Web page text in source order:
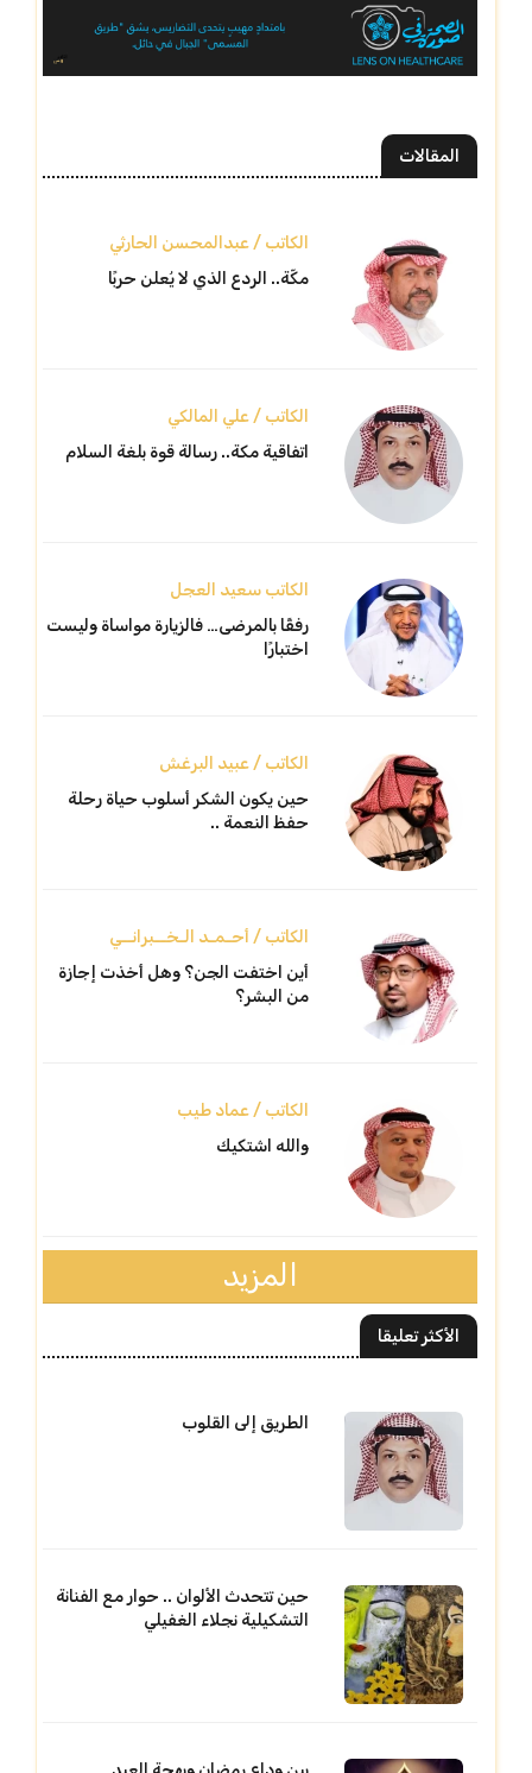
المقالات
الكاتب / عبدالمحسن الحارثي
مكّة.. الردع الذي لا يُعلن حربًا
الكاتب / علي المالكي
اتفاقية مكة.. رسالة قوة بلغة السلام
الكاتب سعيد العجل
رفقًا بالمرضى… فالزيارة مواساة وليست
اختبارًا
الكاتب / عبيد البرغش
حين يكون الشكر أسلوب حياة رحلة
حفظ النعمة ..
الكاتب / أحـمـد الـخــبرانــي
أين اختفت الجن؟ وهل أخذت إجازة
من البشر؟
الكاتب / عماد طيب
والله اشتكيك
المزيد
الأكثر تعليقا
الطريق إلى القلوب
حين تتحدث الألوان .. حوار مع الفنانة
التشكيلية نجلاء الغفيلي